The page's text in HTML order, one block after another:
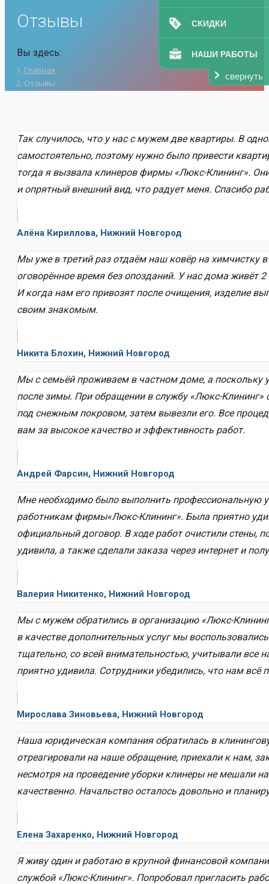
СКИДКИ
НАШИ РАБОТЫ
свернуть
Отзывы
Вы здесь:
Главная
Отзывы
Так случилось, что у нас с мужем две квартиры. В
самостоятельно, поэтому нужно было привести
тогда я вызвала клинеров фирмы «Люкс-Клининг».
и опрятный внешний вид, что радует меня. Спасибо
Алёна Кириллова, Нижний Новгород
Мы уже в третий раз отдаём наш ковёр на химчистку
оговорённое время без опозданий. У нас дома живёт
И когда нам его привозят после очищения, изделие
своим знакомым.
Никита Блохин, Нижний Новгород
Мы с семьёй проживаем в частном доме, а поскольку
после зимы. При обращении в службу «Люкс-Клининг»
под снежным покровом, затем вывезли его. Все
вам за высокое качество и эффективность работ.
Андрей Фарсин, Нижний Новгород
Мне необходимо было выполнить профессиональную
работникам фирмы«Люкс-Клининг». Была приятно
официальный договор. В ходе работ очистили стены,
удивила, а также сделали заказа через интернет и
Валерия Никитенко, Нижний Новгород
Мы с мужем обратились в организацию «Люкс-
в качестве дополнительных услуг мы
тщательно, со всей внимательностью, учитывали все
приятно удивила. Сотрудники убедились, что нам
Мирослава Зиновьева, Нижний Новгород
Наша юридическая компания обратилась в
отреагировали на наше обращение, приехали к нам,
несмотря на проведение уборки клинеры не мешали
качественно. Начальство осталось довольно и
Елена Захаренко, Нижний Новгород
Я живу один и работаю в крупной финансовой
службой «Люкс-Клининг». Попробовал пригласить